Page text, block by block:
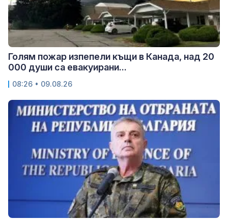
Голям пожар изпепели къщи в Канада, над 20
000 души са евакуирани...
08:26 • 09.08.26